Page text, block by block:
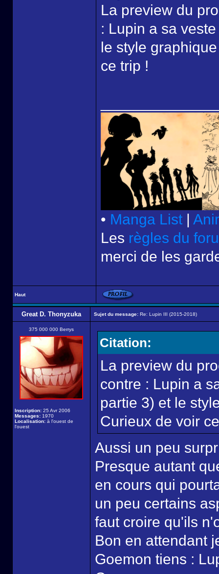
La preview du
: Lupin a sa
le style
ce trip !
• Manga List |
Les règles du
merci de les
Haut
Great D. Thonyzuka Sujet du message: Re: Lupin III (2015-2018)
375 000 000 Berrys
Inscription: 25 Avr 2006
Messages: 1970
Localisation: à l'ouest de
l'ouest
Citation:
La preview du
contre : Lupin a
partie 3) et le
Curieux de voir
Aussi un peu
Presque autant
en cours qui
un peu certains
faut croire qu'ils
Bon en attendant
Goemon tiens :